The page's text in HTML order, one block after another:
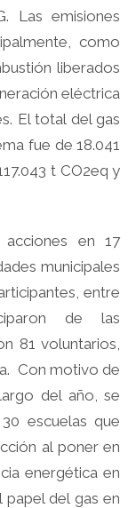
Las emisiones
como
liberados
eléctrica
El total del gas
fue de 18.041
t CO2eq y
en 17
municipales
entre
de las
81 voluntarios,
Con motivo de
del año, se
escuelas que
al poner en
energética en
papel del gas en